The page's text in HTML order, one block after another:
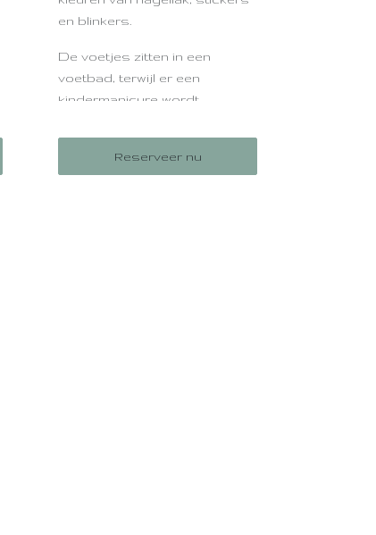
en blinkers.
De voetjes zitten in een
voetbad, terwijl er een
kindermanicure wordt
Perfect voor de allerkleinste
kids, goed vanaf 4 jaar.
Reserveer nu